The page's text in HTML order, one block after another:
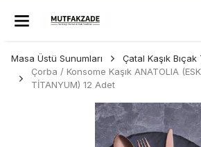
Masa Üstü Sunumları
Çatal Kaşık Bıçak
Çorba / Konsome Kaşık ANATOLIA
TİTANYUM) 12 Adet